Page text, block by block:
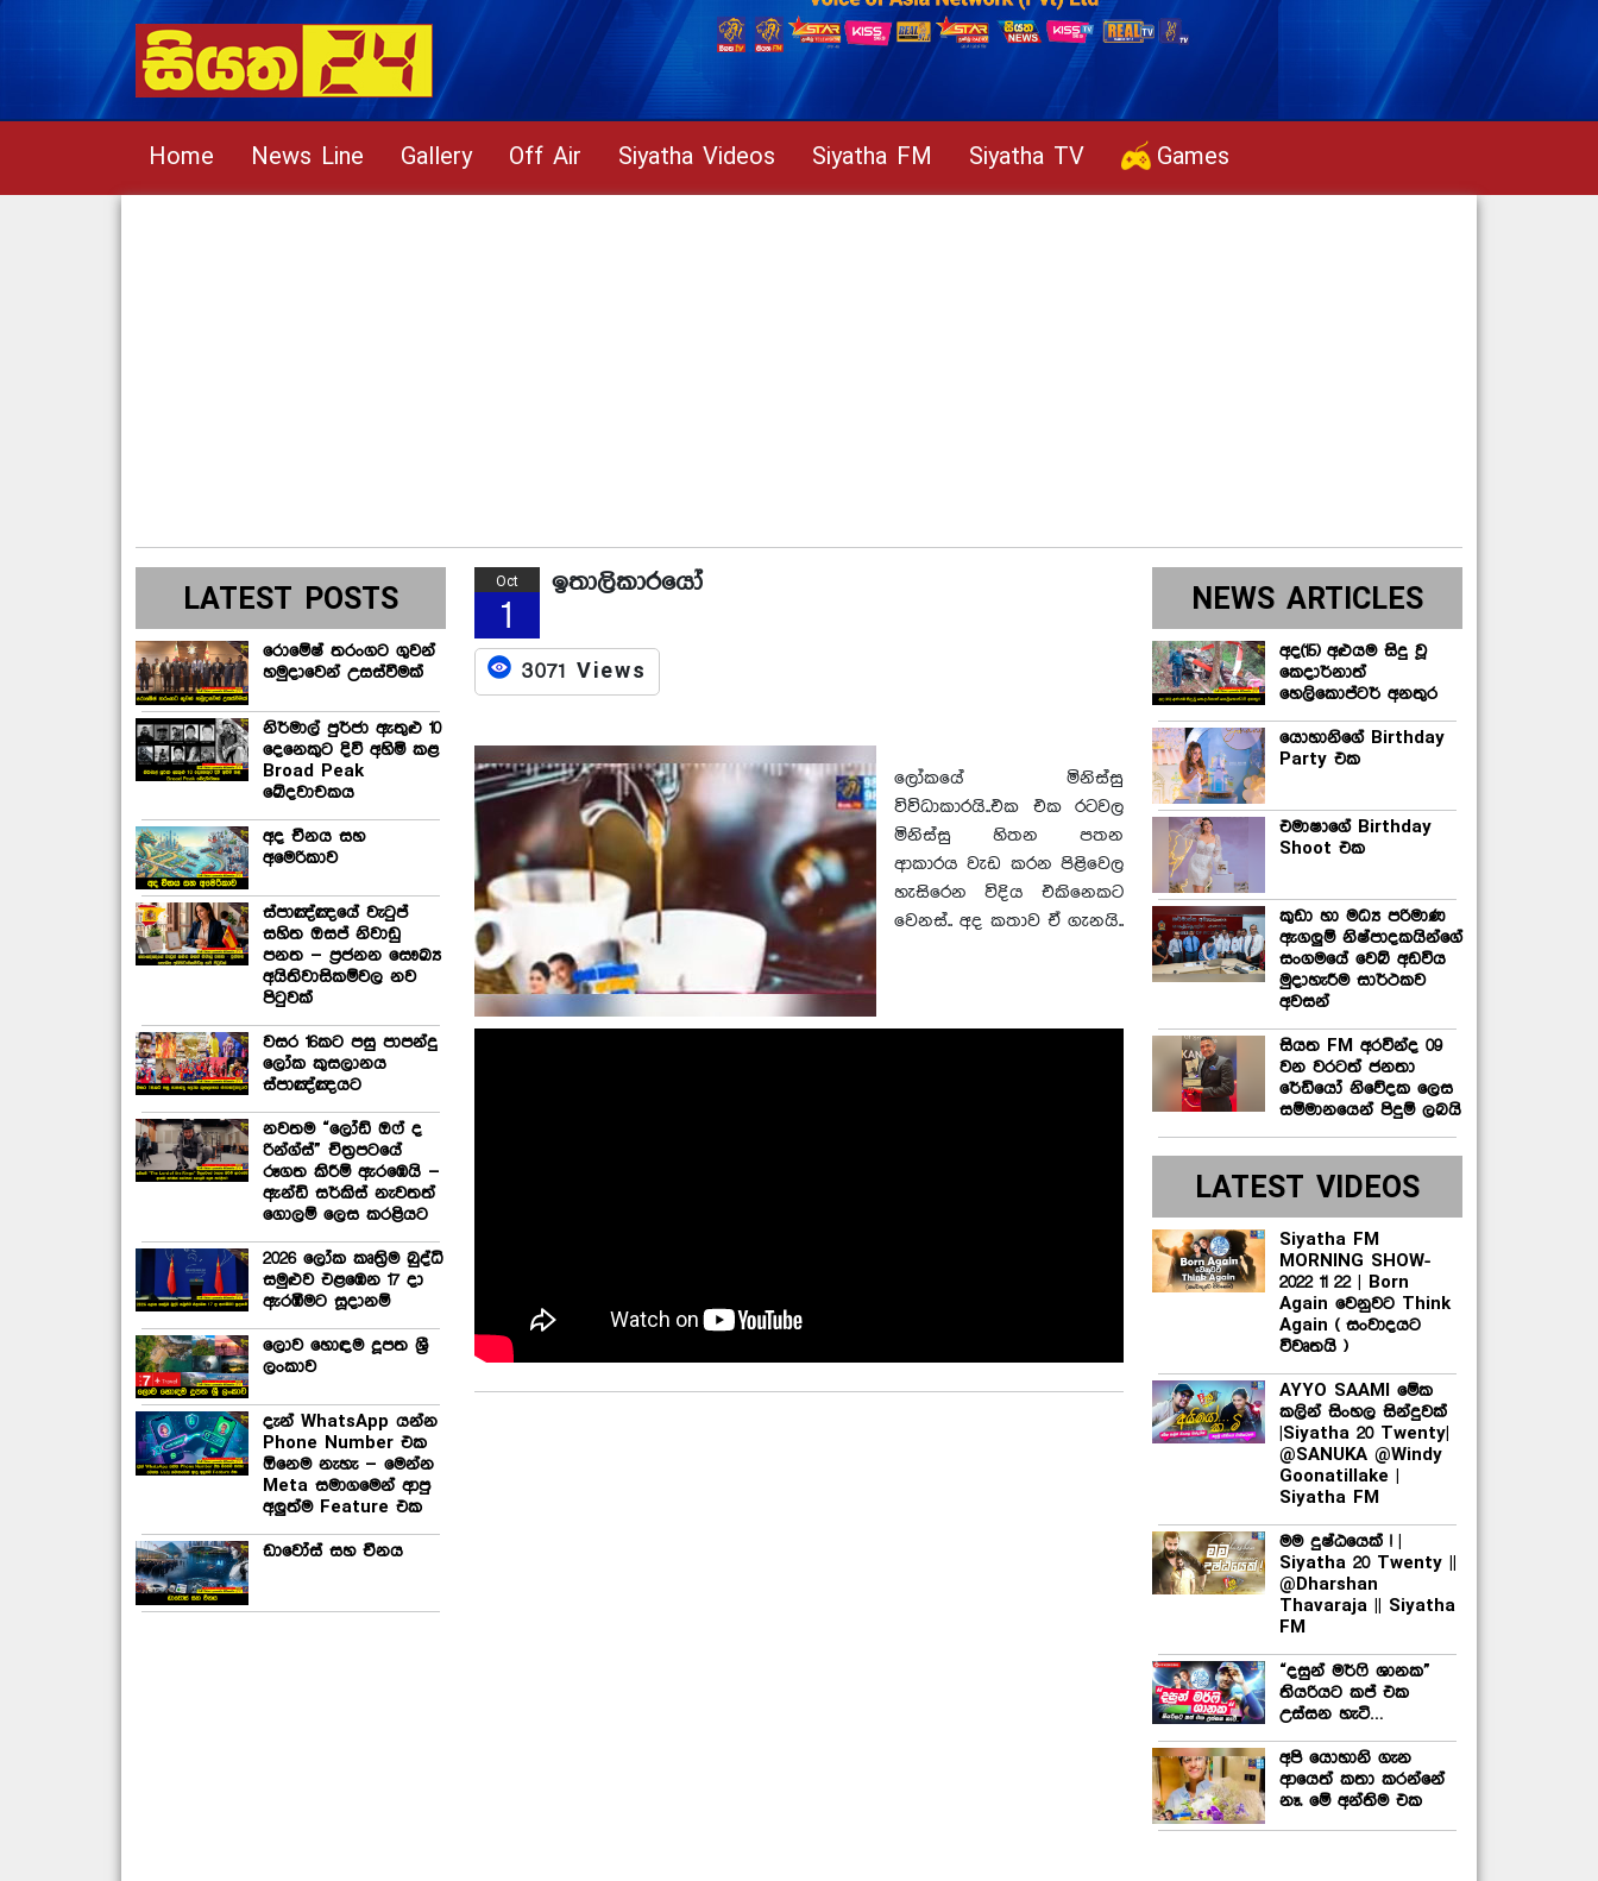
Home News Line Gallery Off Air Siyatha Videos Siyatha FM Siyatha TV Games
LATEST POSTS
රොමේෂ් තරංගට ගුවන්
හමුදාවෙන් උසස්වීමක්
නිර්මාල් පුර්ජා ඇතුළු 10
දෙනෙකුට දිවි අහිමි කළ
Broad Peak
ඛේදවාචකය
අද චීනය සහ
අමෙරිකාව
ස්පාඤ්ඤයේ වැටුප්
සහිත ඔසප් නිවාඩු
පනත – ප්‍රජනන සෞඛ්‍ය
අයිතිවාසිකම්වල නව
පිටුවක්
වසර 16කට පසු පාපන්දු
ලෝක කුසලානය
ස්පාඤ්ඤයට
නවතම “ලෝඩ් ඔෆ් ද
රින්ග්ස්” චිත්‍රපටයේ
රූගත කිරීම් ඇරඹෙයි –
ඇන්ඩි සර්කිස් නැවතත්
ගොලම් ලෙස කරළියට
2026 ලෝක කෘත්‍රිම බුද්ධි
සමුළුව එළඹෙන 17 දා
ඇරඹීමට සූදානම්
ලොව හොඳම දූපත ශ්‍රී
ලංකාව
දැන් WhatsApp යන්න
Phone Number එක
ඕනෙම නැහැ – මෙන්න
Meta සමාගමෙන් ආපු
අලුත්ම Feature එක
ඩාවෝස් සහ චීනය
Oct
1
ඉතාලිකාරයෝ
3071 Views
ලෝකයේ මිනිස්සු
විවිධාකාරයි..එක එක රටවල
මිනිස්සු හිතන පතන
ආකාරය වැඩ කරන පිළිවෙල
හැසිරෙන විදිය එකිනෙකට
වෙනස්.. අද කතාව ඒ ගැනයි..
NEWS ARTICLES
අද(15) අළුයම සිදු වූ
කෙදාර්නාත්
හෙලිකොප්ටර් අනතුර
යොහානිගේ Birthday
Party එක
එමාෂාගේ Birthday
Shoot එක
කුඩා හා මධ්‍ය පරිමාණ
ඇගලුම් නිෂ්පාදකයින්ගේ
සංගමයේ වෙබ් අඩවිය
මුදාහැරීම සාර්ථකව
අවසන්
සියත FM අරවින්ද 09
වන වරටත් ජනතා
රේඩියෝ නිවේදක ලෙස
සම්මානයෙන් පිදුම් ලබයි
LATEST VIDEOS
Siyatha FM
MORNING SHOW-
2022 11 22 | Born
Again වෙනුවට Think
Again ( සංවාදයට
විවෘතයි )
AYYO SAAMI මේක
කලින් සිංහල සින්දුවක්
|Siyatha 20 Twenty|
@SANUKA @Windy
Goonatillake |
Siyatha FM
මම දුෂ්ඨයෙක් ! |
Siyatha 20 Twenty ||
@Dharshan
Thavaraja || Siyatha
FM
“දසුන් මර්ෆි ශානක”
තියරියට කප් එක
උස්සන හැටි…
අපි යොහානි ගැන
ආයෙත් කතා කරන්නේ
නෑ. මේ අන්තිම එක